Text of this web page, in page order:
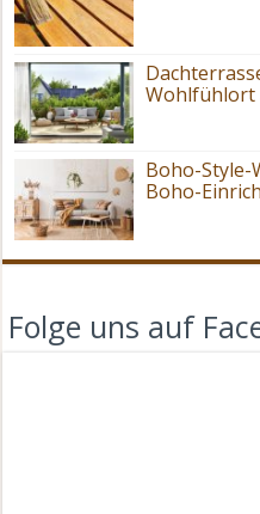
Wohlfühlort
Boho-Style-
Boho-
Folge uns auf